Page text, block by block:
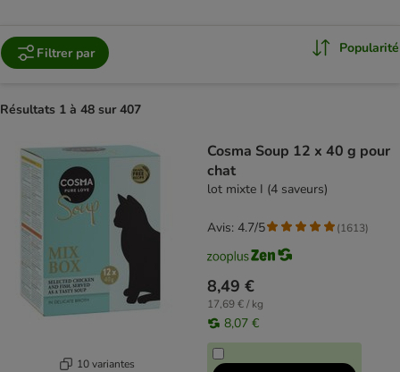
Filtrer par Popularité
Résultats 1 à 48 sur 407
10 variantes
Cosma Soup 12 x 40 g pour
chat
lot mixte I (4 saveurs)
8,49 €
17,69 € / kg
8,07 €
Avis: 4.7/5 (1613)